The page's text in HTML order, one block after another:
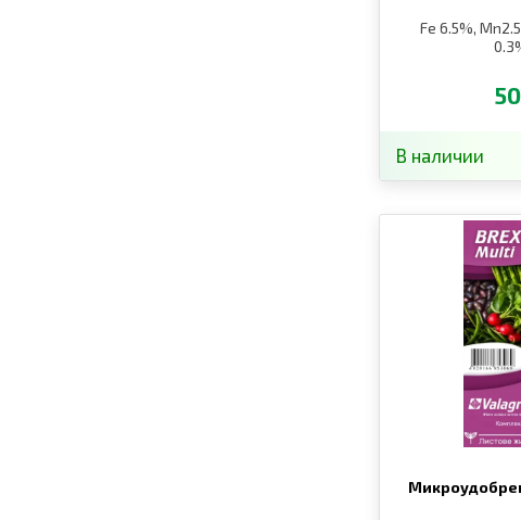
Fe 6.5%,
В наличии